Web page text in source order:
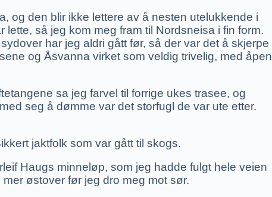
og den blir ikke lettere av å nesten utelukkende i
så jeg kom meg fram til Nordsneisa i fin form.
har jeg aldri gått før, så der var det å skjerpe
og Åsvanna virket som veldig trivelig, med åpen
sa jeg farvel til forrige ukes trasee, og
seg å dømme var det storfugl de var ute etter.
jaktfolk som var gått til skogs.
Haugs minneløp, som jeg hadde fulgt hele veien
østover før jeg dro meg mot sør.